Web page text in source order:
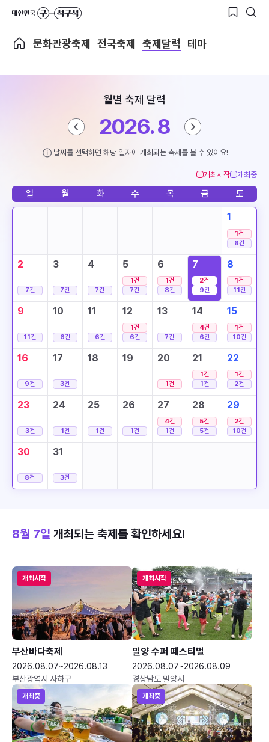
문화관광축제 전국축제 축제달력 테마
월별 축제 달력
2026. 8
날짜를 선택하면 해당 일자에 개최되는 축제를 볼 수 있어요!
개최시작 개최중
일 월 화 수 목 금 토
1
1건
6건
2
7건
3
7건
4
7건
5
1건
7건
6
1건
8건
7
2건
9건
8
1건
11건
9
11건
10
6건
11
6건
12
1건
6건
13
7건
14
4건
6건
15
1건
10건
16
9건
17
3건
18 19 20
1건
21
1건
1건
22
1건
2건
23
3건
24
1건
25
1건
26
1건
27
4건
1건
28
5건
5건
29
2건
10건
30
8건
31
3건
8월 7일 개최되는 축제를 확인하세요!
개최시작
부산바다축제
2026.08.07~2026.08.13
부산광역시 사하구
개최시작
밀양 수퍼 페스티벌
2026.08.07~2026.08.09
경상남도 밀양시
개최중 개최중